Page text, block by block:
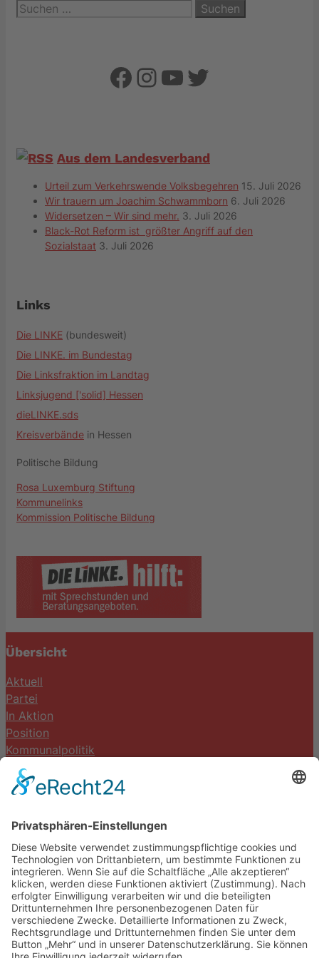
Suchen
nach:
Facebook
Instagram
YouTube
Twitter
Aus dem Landesverband
Urteil zum Verkehrswende Volksbegehren 15. Juli 2026
Wir trauern um Joachim Schwammborn 6. Juli 2026
Widersetzen – Wir sind mehr. 3. Juli 2026
Black-Rot Reform ist größter Angriff auf den
Sozialstaat 3. Juli 2026
Links
Die LINKE (bundesweit)
Die LINKE. im Bundestag
Die Linksfraktion im Landtag
Linksjugend ['solid] Hessen
dieLINKE.sds
Kreisverbände in Hessen
Politische Bildung
Rosa Luxemburg Stiftung
Kommunelinks
Kommission Politische Bildung
Übersicht
Aktuell
Partei
In Aktion
Position
Kommunalpolitik
Termine
DIE LINKE. Schwalm-Eder
Steingasse 5
34613 Schwalmstadt
Tel.06691 8077899
info@die-linke-schwalm-eder.de